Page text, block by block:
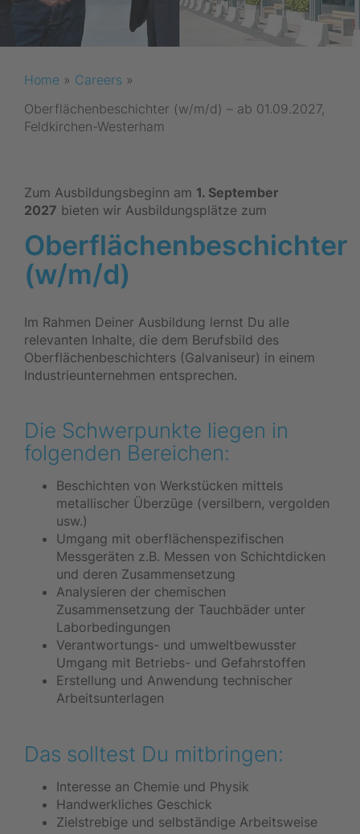
Home » Careers »
Oberflächenbeschichter (w/m/d) – ab 01.09.2027,
Feldkirchen-Westerham
Zum Ausbildungsbeginn am 1. September
2027 bieten wir Ausbildungsplätze zum
Oberflächenbeschichter
(w/m/d)
Im Rahmen Deiner Ausbildung lernst Du alle
relevanten Inhalte, die dem Berufsbild des
Oberflächenbeschichters (Galvaniseur) in einem
Industrieunternehmen entsprechen.
Die Schwerpunkte liegen in
folgenden Bereichen:
Beschichten von Werkstücken mittels
metallischer Überzüge (versilbern, vergolden
usw.)
Umgang mit oberflächenspezifischen
Messgeräten z.B. Messen von Schichtdicken
und deren Zusammensetzung
Analysieren der chemischen
Zusammensetzung der Tauchbäder unter
Laborbedingungen
Verantwortungs- und umweltbewusster
Umgang mit Betriebs- und Gefahrstoffen
Erstellung und Anwendung technischer
Arbeitsunterlagen
Das solltest Du mitbringen:
Interesse an Chemie und Physik
Handwerkliches Geschick
Zielstrebige und selbständige Arbeitsweise